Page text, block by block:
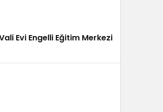
Evi Engelli Eğitim Merkezi